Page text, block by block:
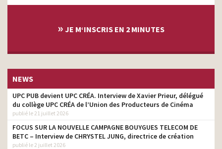
La bonne santé n’a rien à
voir avec l’alcool
client
Antibiotiques – Bien se
bien les utiliser
Santé Publique France –
Faire bouger les ados,
c’est pas évident
Santé Publique France –
Canicule
client
» JE M‘INSCRIS EN 2 MINUTES
NEWS
UPC PUB devient UPC CRÉA. Interview de Xavier Prieur, délégué
du collège UPC CRÉA de l’Union des Producteurs de Cinéma
publié le 21 juillet 2026
FOCUS SUR LA NOUVELLE CAMPAGNE BOUYGUES TELECOM DE
BETC – Interview de CHRYSTEL JUNG, directrice de création
publié le 2 juillet 2026